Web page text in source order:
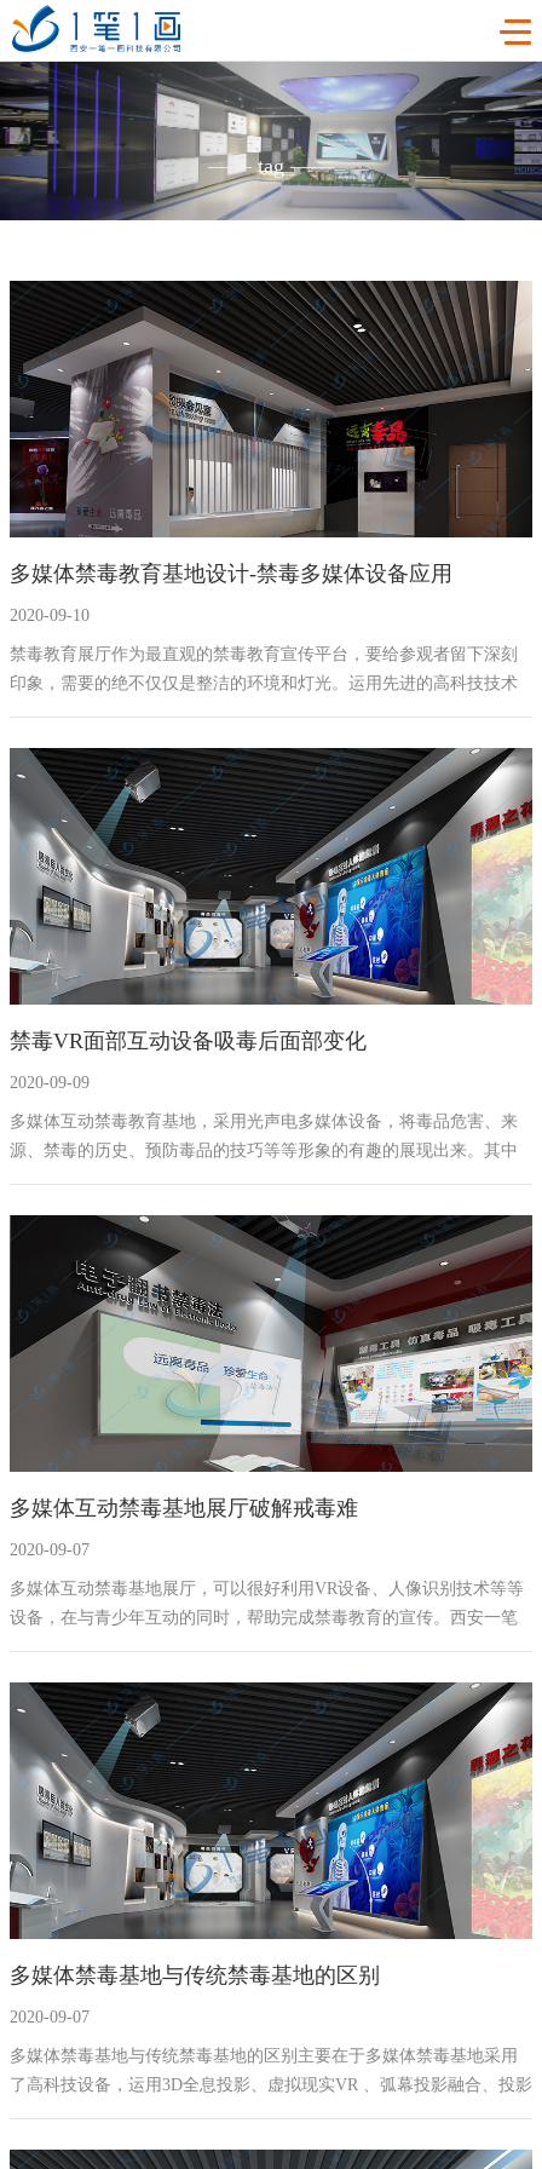
首页
工程案例
廉政警示展厅
法治教育基地
禁毒教育基地
红色党建教育基地
VR虚拟现实
AR增强现实
触控一体机
创新展项
互动投影
数字沙盘
新闻中心
公司新闻
展厅资讯
常见问题
关于我们
企业简介
企业文化
荣誉资质
加入我们
合作代理
诚聘精英
联系我们
联系我们
—— tag ——
多媒体禁毒教育基地设计-禁毒多媒体设备应用
2020-09-10
禁毒教育展厅作为最直观的禁毒教育宣传平台，要给参观者留下深刻
印象，需要的绝不仅仅是整洁的环境和灯光。运用先进的高科技技术
和巧妙创意，可以为参观者营造出种种别出心裁的奇妙体验。以绚丽
参观者演绎展示毒品之害。
禁毒VR面部互动设备吸毒后面部变化
2020-09-09
多媒体互动禁毒教育基地，采用光声电多媒体设备，将毒品危害、来
源、禁毒的历史、预防毒品的技巧等等形象的有趣的展现出来。其中
有VR禁毒互动设备可以将吸食毒品后的精神面貌变化生动的展现出
多媒体互动禁毒基地展厅破解戒毒难
2020-09-07
多媒体互动禁毒基地展厅，可以很好利用VR设备、人像识别技术等等
设备，在与青少年互动的同时，帮助完成禁毒教育的宣传。西安一笔
一画科技有限公司通过“互联网+”的模式，将多媒体互动技术发展到禁
生在愿意主动参与禁毒教育教育学习，为成为禁毒教育成功的解决方
多媒体禁毒基地与传统禁毒基地的区别
2020-09-07
多媒体禁毒基地与传统禁毒基地的区别主要在于多媒体禁毒基地采用
了高科技设备，运用3D全息投影、虚拟现实VR 、弧幕投影融合、投影
互动等多种高科技技术相融合做出了一个视觉、触觉、听觉多重震撼